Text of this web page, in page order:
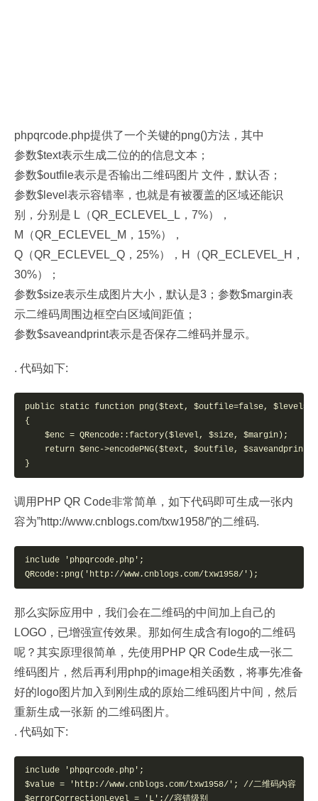
phpqrcode.php提供了一个关键的png()方法，其中
参数$text表示生成二位的的信息文本；
参数$outfile表示是否输出二维码图片 文件，默认否；
参数$level表示容错率，也就是有被覆盖的区域还能识
别，分别是 L（QR_ECLEVEL_L，7%），
M（QR_ECLEVEL_M，15%），
Q（QR_ECLEVEL_Q，25%），H（QR_ECLEVEL_H，
30%）；
参数$size表示生成图片大小，默认是3；参数$margin表
示二维码周围边框空白区域间距值；
参数$saveandprint表示是否保存二维码并显示。
. 代码如下:
public static function png($text, $outfile=false,
{
    $enc = QRencode::factory($level, $size, $margin);
return $enc->encodePNG($text, $outfile,
}
调用PHP QR Code非常简单，如下代码即可生成一张内
容为”http://www.cnblogs.com/txw1958/”的二维码.
include 'phpqrcode.php';
QRcode::png('http://www.cnblogs.com/txw1958/');
那么实际应用中，我们会在二维码的中间加上自己的
LOGO，已增强宣传效果。那如何生成含有logo的二维码
呢？其实原理很简单，先使用PHP QR Code生成一张二
维码图片，然后再利用php的image相关函数，将事先准备
好的logo图片加入到刚生成的原始二维码图片中间，然后
重新生成一张新 的二维码图片。
. 代码如下:
include 'phpqrcode.php';
$value = 'http://www.cnblogs.com/txw1958/'; //二维码内容
$errorCorrectionLevel = 'L';//容错级别